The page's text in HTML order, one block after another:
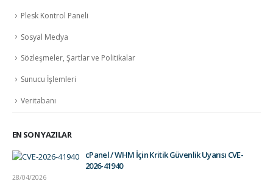
Plesk Kontrol Paneli
Sosyal Medya
Sözleşmeler, Şartlar ve Politikalar
Sunucu İşlemleri
Veritabanı
EN SON YAZILAR
cPanel / WHM İçin Kritik Güvenlik Uyarısı CVE-
2026-41940
28/04/2026